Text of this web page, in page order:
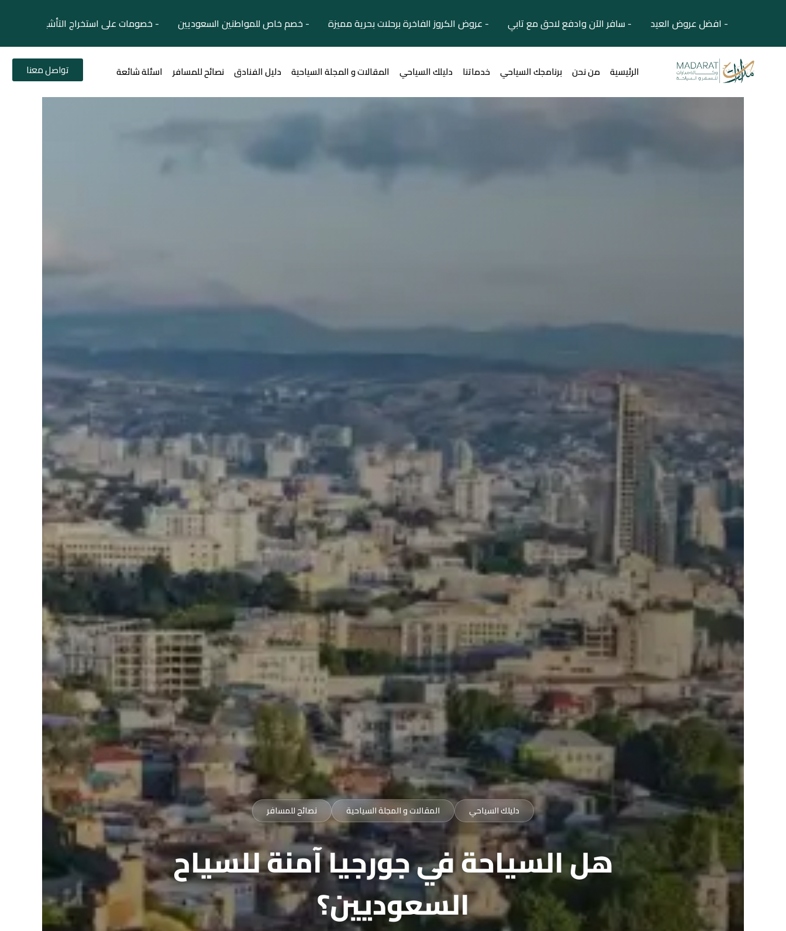
- افضل عروض العيد - سافر الآن وادفع لاحق مع تابي - عروض الكروز الفاخرة برحلات بحرية مميزة - خصم خاص للمواطنين السعوديين - خصومات على استخراج التأشيرات
الرئيسية من نحن برنامجك السياحي خدماتنا دليلك السياحي المقالات و المجلة السياحية دليل الفنادق نصائح للمسافر اسئلة شائعة تواصل معنا
دليلك السياحي المقالات و المجلة السياحية نصائح للمسافر
هل السياحة في جورجيا آمنة للسياح
السعوديين؟